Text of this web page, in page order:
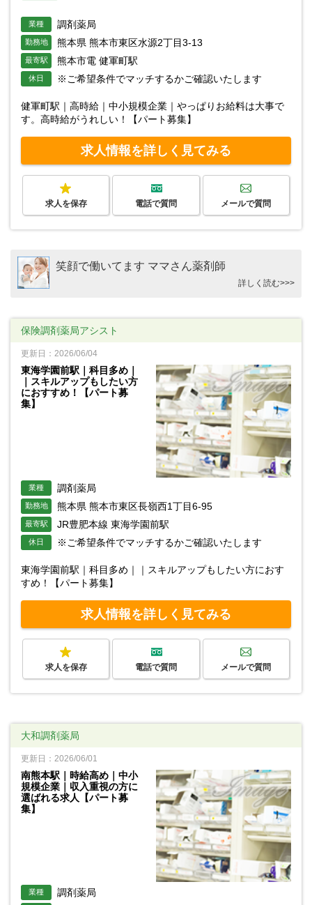
業種 調剤薬局
勤務地 熊本県 熊本市東区水源2丁目3-13
最寄駅 熊本市電 健軍町駅
休日 ※ご希望条件でマッチするかご確認いたします
健軍町駅｜高時給｜中小規模企業｜やっぱりお給料は大事で
す。高時給がうれしい！【パート募集】
求人情報を詳しく見てみる
求人を保存 電話で質問 メールで質問
笑顔で働いてます ママさん薬剤師
詳しく読む>>>
保険調剤薬局アシスト
更新日：2026/06/04
東海学園前駅｜科目多め｜
｜スキルアップもしたい方
におすすめ！【パート募
集】
業種 調剤薬局
勤務地 熊本県 熊本市東区長嶺西1丁目6-95
最寄駅 JR豊肥本線 東海学園前駅
休日 ※ご希望条件でマッチするかご確認いたします
東海学園前駅｜科目多め｜｜スキルアップもしたい方におす
すめ！【パート募集】
求人情報を詳しく見てみる
求人を保存 電話で質問 メールで質問
大和調剤薬局
更新日：2026/06/01
南熊本駅｜時給高め｜中小
規模企業｜収入重視の方に
選ばれる求人【パート募
集】
業種 調剤薬局